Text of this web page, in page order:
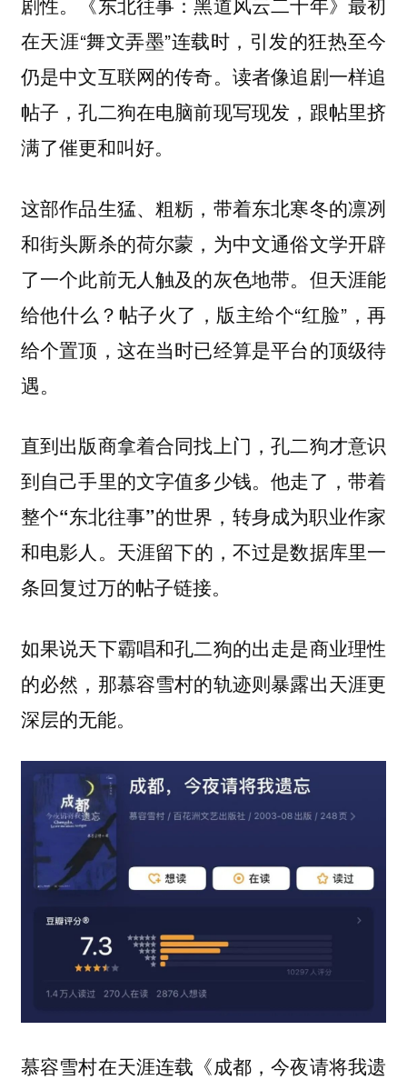
在天涯“舞文弄墨”连载时，引发的狂热至今
仍是中文互联网的传奇。读者像追剧一样追
帖子，孔二狗在电脑前现写现发，跟帖里挤
满了催更和叫好。
这部作品生猛、粗粝，带着东北寒冬的凛冽
和街头厮杀的荷尔蒙，为中文通俗文学开辟
了一个此前无人触及的灰色地带。但天涯能
给他什么？帖子火了，版主给个“红脸”，再
给个置顶，这在当时已经算是平台的顶级待
遇。
直到出版商拿着合同找上门，孔二狗才意识
到自己手里的文字值多少钱。他走了，带着
整个“东北往事”的世界，转身成为职业作家
和电影人。 天涯留下的，不过是数据库里一
条回复过万的帖子链接。
如果说天下霸唱和孔二狗的出走是商业理性
的必然，那慕容雪村的轨迹则暴露出天涯更
深层的无能。
慕容雪村在天涯连载《成都，今夜请将我遗